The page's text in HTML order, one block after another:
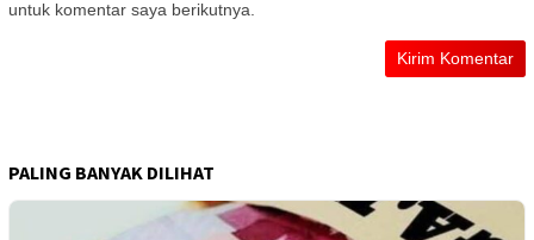
untuk komentar saya berikutnya.
PALING BANYAK DILIHAT